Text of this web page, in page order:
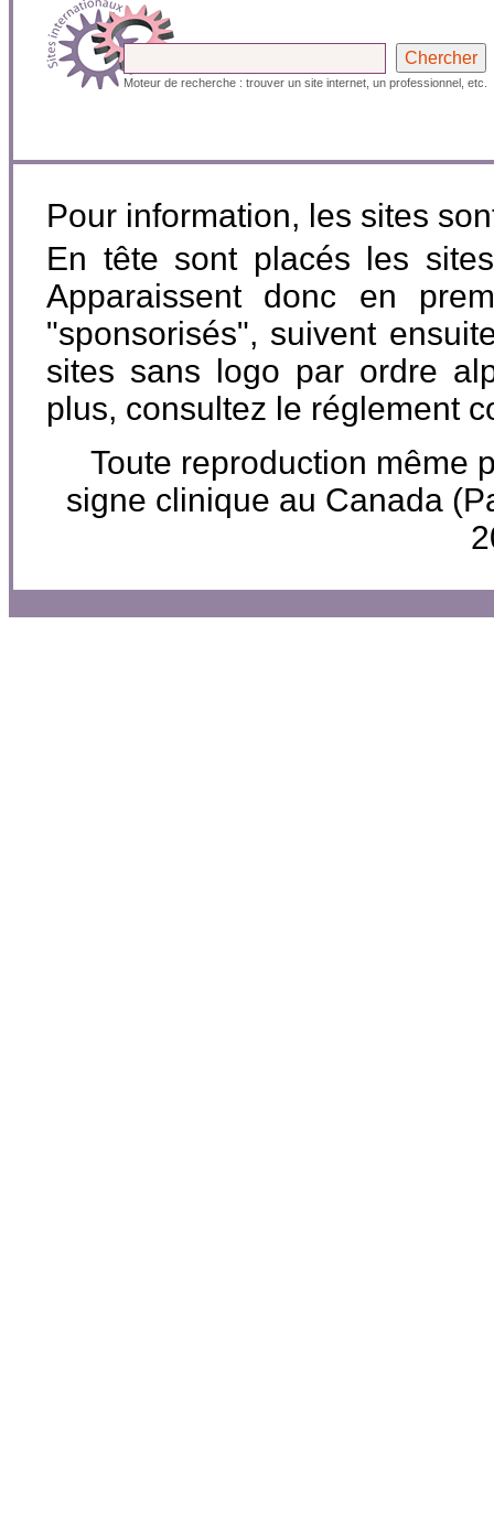
Moteur de recherche : trouver un site internet, un professionnel, etc.
Pour information, les sites
En tête sont placés les
Apparaissent donc en
"sponsorisés", suivent
sites sans logo par ordre
plus, consultez le réglement
Toute reproduction même
signe clinique au Canada